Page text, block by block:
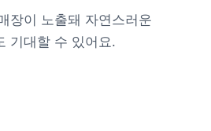
장이 노출돼 자연스러운
기대할 수 있어요.